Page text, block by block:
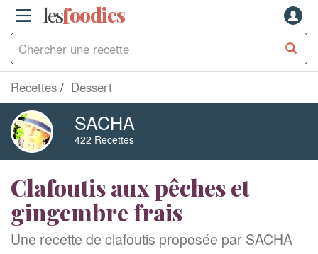
lesfoodies
Recettes Dessert
SACHA
422 Recettes
Clafoutis aux pêches et
gingembre frais
Une recette de clafoutis proposée par SACHA